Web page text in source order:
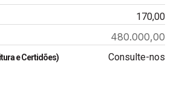
170,00
480.000,00
e Certidões) Consulte-nos